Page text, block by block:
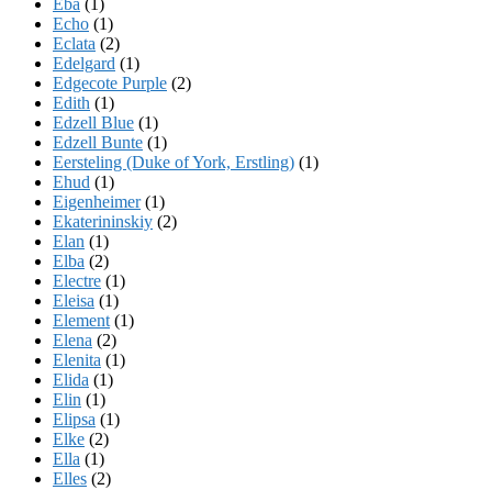
Echo (1)
Eclata (2)
Edelgard (1)
Edgecote Purple (2)
Edith (1)
Edzell Blue (1)
Edzell Bunte (1)
Eersteling (Duke of York, Erstling) (1)
Ehud (1)
Eigenheimer(1)
Ekaterininskiy (2)
Elan (1)
Elba (2)
Electre (1)
Eleisa (1)
Element (1)
Elena (2)
Elenita (1)
Elida (1)
Elin (1)
Elipsa (1)
Elke (2)
Ella (1)
Elles (2)